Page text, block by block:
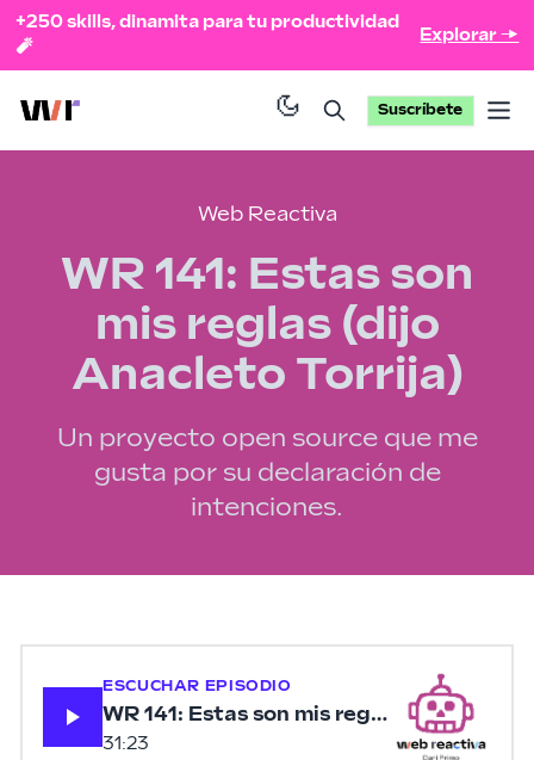
+250 skills, dinamita para tu productividad
🧨
Explorar →
Suscríbete
Web Reactiva
WR 141: Estas son
mis reglas (dijo
Anacleto Torrija)
Un proyecto open source que me
gusta por su declaración de
intenciones.
ESCUCHAR EPISODIO
WR 141: Estas son mis reglas (dijo
31:23